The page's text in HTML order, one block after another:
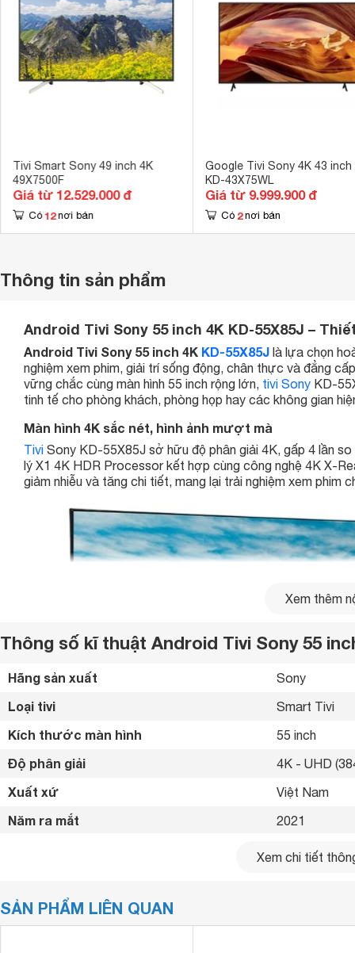
Tivi Smart Sony 49 inch 4K
49X7500F
Giá từ 12.529.000 đ
Có 12 nơi bán
Google Tivi Sony 4K 43 inch
KD-43X75WL
Giá từ 9.999.900 đ
Có 2 nơi bán
Thông tin sản phẩm
Android Tivi Sony 55 inch 4K KD-55X85J –
Android Tivi Sony 55 inch 4K KD-55X85J là lựa chọn
nghiệm xem phim, giải trí sống động, chân thực và đẳng
vững chắc cùng màn hình 55 inch rộng lớn, tivi Sony KD-
tinh tế cho phòng khách, phòng họp hay các không gian
Màn hình 4K sắc nét, hình ảnh mượt mà
Tivi Sony KD-55X85J sở hữu độ phân giải 4K, gấp 4 lần
lý X1 4K HDR Processor kết hợp cùng công nghệ 4K X-
giảm nhiễu và tăng chi tiết, mang lại trải nghiệm xem phim
Xem thêm
Thông số kĩ thuật Android Tivi Sony 55
Hãng sản xuất Sony
Loại tivi Smart Tivi
Kích thước màn hình 55 inch
Độ phân giải 4K - UHD
Xuất xứ Việt Nam
Năm ra mắt 2021
Có (Loa,
Cổng HDMI
Xem chi tiết
SẢN PHẨM LIÊN QUAN